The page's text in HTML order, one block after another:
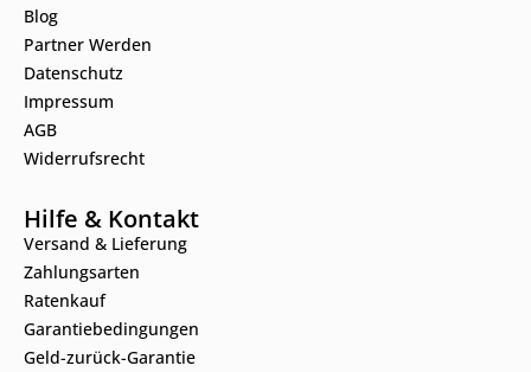
Blog
Partner Werden
Datenschutz
Impressum
AGB
Widerrufsrecht
Hilfe & Kontakt
Versand & Lieferung
Zahlungsarten
Ratenkauf
Garantiebedingungen
Geld-zurück-Garantie